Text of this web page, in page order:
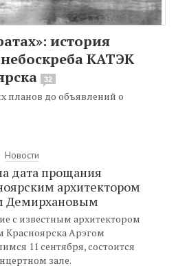
история
КАТЭК
32
планов до объявлений о
Новости
дата прощания
архитектором
Демирхановым
с известным архитектором
Арэгом
11 сентября, состоится
зале.